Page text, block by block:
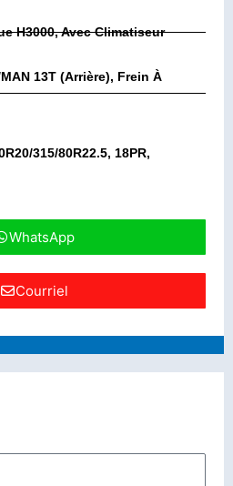
H3000, Avec Climatiseur
13T (arrière), Frein À
315/80R22.5, 18PR,
WhatsApp
Courriel